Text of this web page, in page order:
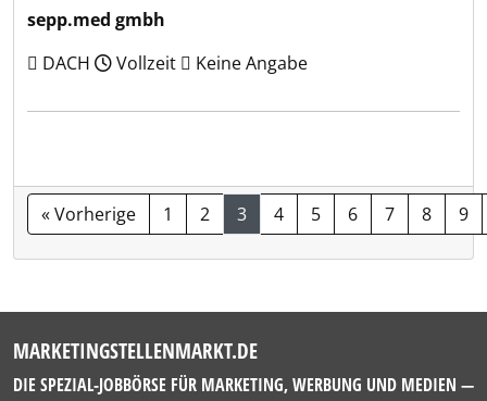
sepp.med gmbh
DACH
Vollzeit Keine Angabe
« Vorherige 1 2 3 4 5 6 7 8 9
MARKETINGSTELLENMARKT.DE
DIE SPEZIAL-JOBBÖRSE FÜR MARKETING, WERBUNG UND MEDIEN —